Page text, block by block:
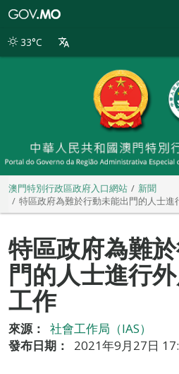
別
33°C
澳門特別行政區政府入口網站
新聞
特區政府為難於行動未能出門的人士進
特區政府為難
門的人士進行
工作
來源：
社會工作局（IAS）
發布日期：
2021年9月27日